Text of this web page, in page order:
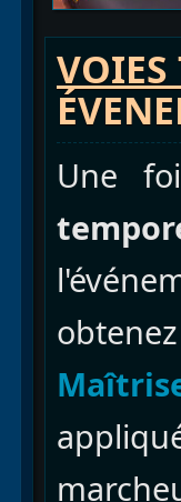
VOIES
Une